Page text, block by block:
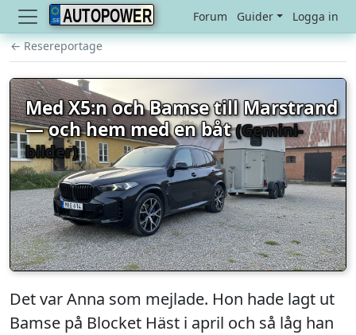
AUTOPOWER Forum Guider
Logga in
← Resereportage
Med X5:n och Bamse till Marstrand
— och hem med en båt(Gemini-
bilder)
Det var Anna som mejlade. Hon hade lagt ut
Bamse på Blocket Häst i april och så låg han